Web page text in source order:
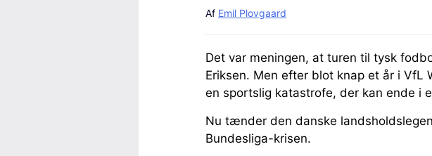
Af Emil Plovgaard
Det var meningen, at turen til tysk
Eriksen. Men efter blot knap et år i VfL
en sportslig katastrofe, der kan ende i
Nu tænder den danske
Bundesliga-krisen.